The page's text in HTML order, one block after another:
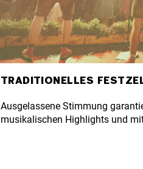
TRADITIONELLES
Ausgelassene Stimmung
musikalischen Highlights und
TAXI
sich bei beiden Eingängen
MEHR ERFAHREN